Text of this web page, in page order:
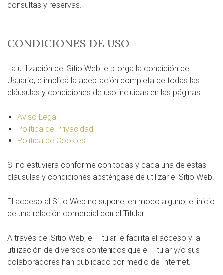
consultas y reservas.
CONDICIONES DE USO
La utilización del Sitio Web le otorga la condición de
Usuario, e implica la aceptación completa de todas las
cláusulas y condiciones de uso incluidas en las páginas:
Aviso Legal
Política de Privacidad
Política de Cookies
Si no estuviera conforme con todas y cada una de estas
cláusulas y condiciones absténgase de utilizar el Sitio Web.
El acceso al Sitio Web no supone, en modo alguno, el inicio
de una relación comercial con el Titular.
A través del Sitio Web, el Titular le facilita el acceso y la
utilización de diversos contenidos que el Titular y/o sus
colaboradores han publicado por medio de Internet.